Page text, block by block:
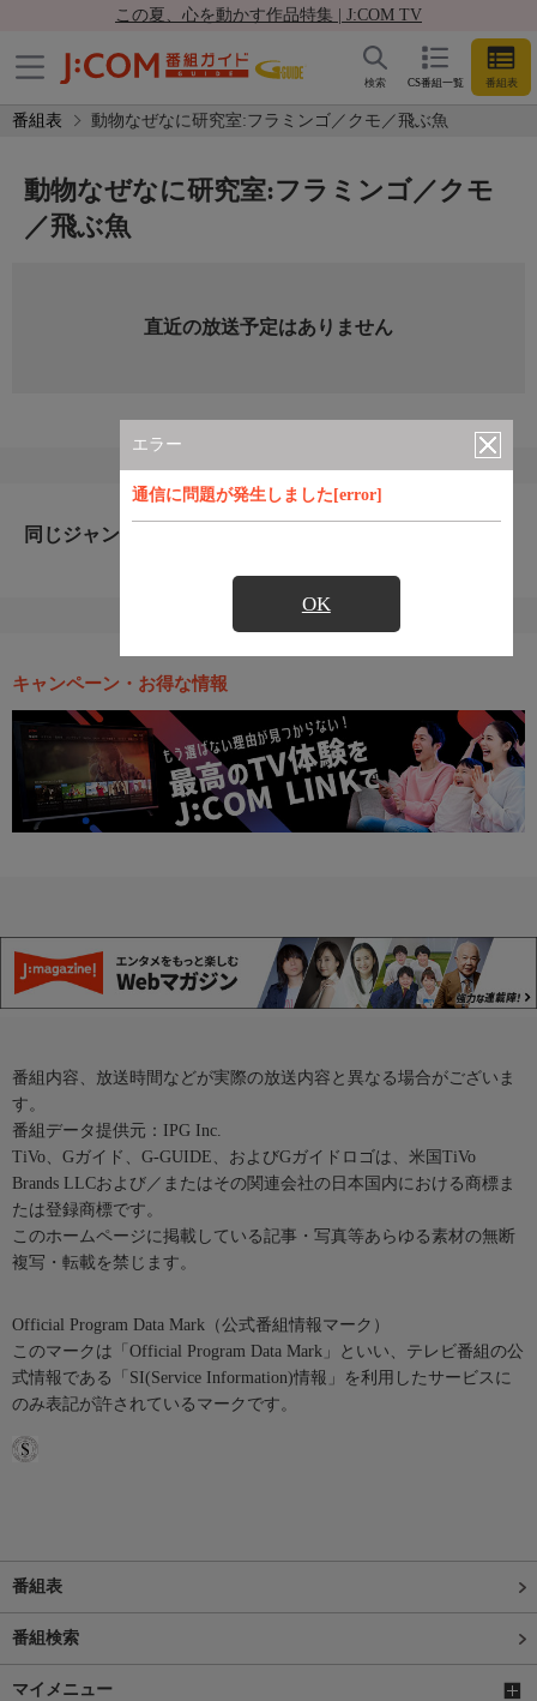
この夏、心を動かす作品特集 | J:COM TV
CS番組一覧 番組表
検索
番組表 動物なぜなに研究室:フラミンゴ／クモ／飛ぶ魚
エラー
通信に問題が発生しました[error]
OK
動物なぜなに研究室:フラミンゴ／クモ
／飛ぶ魚
直近の放送予定はありません
同じジャンルのおすすめ番組
キャンペーン・お得な情報
番組内容、放送時間などが実際の放送内容と異なる場合がございま
す。
番組データ提供元：IPG Inc.
TiVo、Gガイド、G-GUIDE、およびGガイドロゴは、米国TiVo
Brands LLCおよび／またはその関連会社の日本国内における商標ま
たは登録商標です。
このホームページに掲載している記事・写真等あらゆる素材の無断
複写・転載を禁じます。
Official Program Data Mark（公式番組情報マーク）
このマークは「Official Program Data Mark」といい、テレビ番組の公
式情報である「SI(Service Information)情報」を利用したサービスに
のみ表記が許されているマークです。
番組表
番組検索
マイメニュー